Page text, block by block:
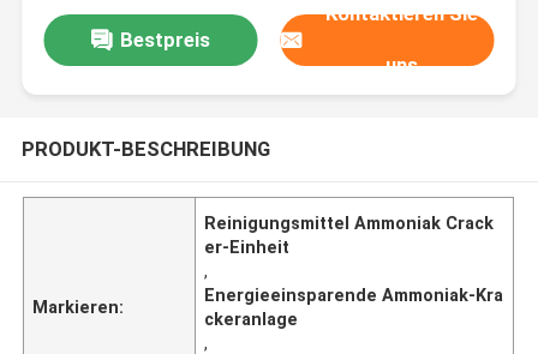
Bestpreis
Kontaktieren Sie
uns
PRODUKT-BESCHREIBUNG
Markieren:
Reinigungsmittel Ammoniak Crack
er-Einheit
,
Energieeinsparende Ammoniak-Kra
ckeranlage
,